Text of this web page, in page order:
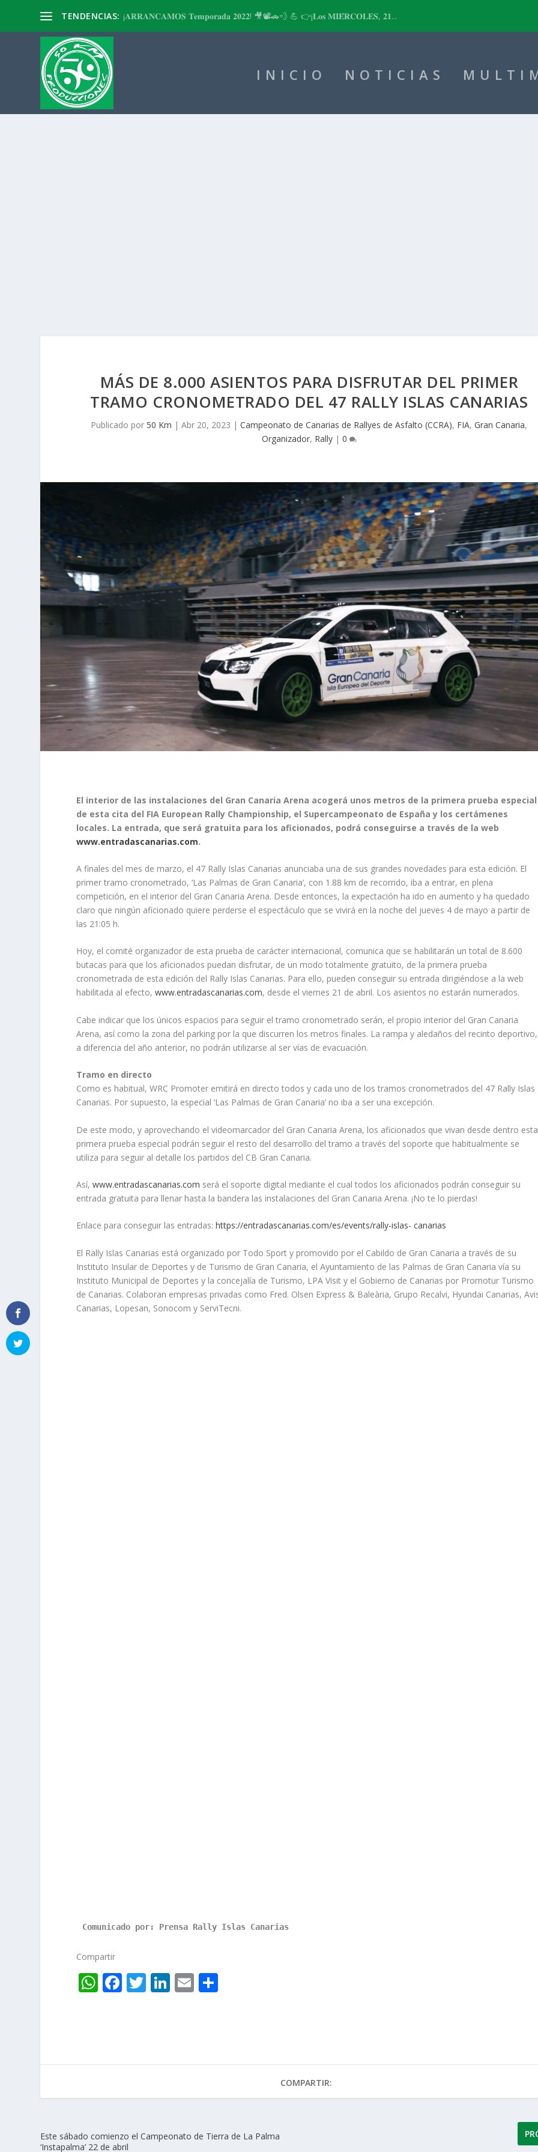
TENDENCIAS: ¡𝐀𝐑𝐑𝐀𝐍𝐂𝐀𝐌𝐎𝐒 𝐓𝐞𝐦𝐩𝐨𝐫𝐚𝐝𝐚 𝟐𝟎𝟐𝟐! 🎥📽🚗💨 💪 👉¡𝐋𝐨𝐬 𝐌𝐈𝐄́𝐑𝐂𝐎𝐋𝐄𝐒, 𝟐𝟏...
INICIO NOTICIAS
MÁS DE 8.000 ASIENTOS PARA DISFRUTAR DEL PRIMER
TRAMO CRONOMETRADO DEL 47 RALLY ISLAS CANARIAS
Publicado por 50 Km |Abr 20, 2023 |Campeonato de Canarias de Rallyes de Asfalto (CCRA), FIA,Gran Canaria,
Organizador, Rally| 0
El interior de las instalaciones del Gran Canaria Arena acogerá unos metros de la primera prueba especial
de esta cita del FIA European Rally Championship, el Supercampeonato de España y los certámenes
locales. La entrada, que será gratuita para los aficionados, podrá conseguirse a través de la web
www.entradascanarias.com.
A finales del mes de marzo, el 47 Rally Islas Canarias anunciaba una de sus grandes novedades para esta edición. El
primer tramo cronometrado, ‘Las Palmas de Gran Canaria’, con 1.88 km de recorrido, iba a entrar, en plena
competición, en el interior del Gran Canaria Arena. Desde entonces, la expectación ha ido en aumento y ha quedado
claro que ningún aficionado quiere perderse el espectáculo que se vivirá en la noche del jueves 4 de mayo a partir de
las 21:05 h.
Hoy, el comité organizador de esta prueba de carácter internacional, comunica que se habilitarán un total de 8.600
butacas para que los aficionados puedan disfrutar, de un modo totalmente gratuito, de la primera prueba
cronometrada de esta edición del Rally Islas Canarias. Para ello, pueden conseguir su entrada dirigiéndose a la web
habilitada al efecto,www.entradascanarias.com, desde el viernes 21 de abril. Los asientos no estarán numerados.
Cabe indicar que los únicos espacios para seguir el tramo cronometrado serán, el propio interior del Gran Canaria
Arena, así como la zona del parking por la que discurren los metros finales. La rampa y aledaños del recinto deportivo,
a diferencia del año anterior, no podrán utilizarse al ser vías de evacuación.
Tramo en directo
Como es habitual, WRC Promoter emitirá en directo todos y cada uno de los tramos cronometrados del 47 Rally Islas
Canarias. Por supuesto, la especial ‘Las Palmas de Gran Canaria’ no iba a ser una excepción.
De este modo, y aprovechando el videomarcador del Gran Canaria Arena, los aficionados que vivan desde dentro esta
primera prueba especial podrán seguir el resto del desarrollo del tramo a través del soporte que habitualmente se
utiliza para seguir al detalle los partidos del CB Gran Canaria.
Así,www.entradascanarias.com será el soporte digital mediante el cual todos los aficionados podrán conseguir su
entrada gratuita para llenar hasta la bandera las instalaciones del Gran Canaria Arena. ¡No te lo pierdas!
Enlace para conseguir las entradas:https://entradascanarias.com/es/events/rally-islas- canarias
El Rally Islas Canarias está organizado por Todo Sport y promovido por el Cabildo de Gran Canaria a través de su
Instituto Insular de Deportes y de Turismo de Gran Canaria, el Ayuntamiento de las Palmas de Gran Canaria vía su
Instituto Municipal de Deportes y la concejalía de Turismo, LPA Visit y el Gobierno de Canarias por Promotur Turismo
de Canarias. Colaboran empresas privadas como Fred. Olsen Express & Baleària, Grupo Recalvi, Hyundai Canarias,
Canarias, Lopesan, Sonocom y ServiTecni.
Comunicado por: Prensa Rally Islas Canarias
Compartir
W
A
p
F
o
k
T Li
dI
E
ar
r
COMPARTIR:
Este sábado comienzo el Campeonato de Tierra de La Palma
‘Instapalma’ 22 de abril